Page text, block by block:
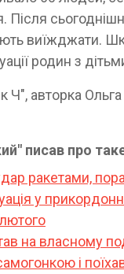
виїжджати.
родин з
Ч", авторка Ольга
писав про
ракетами,
у
на власному
і